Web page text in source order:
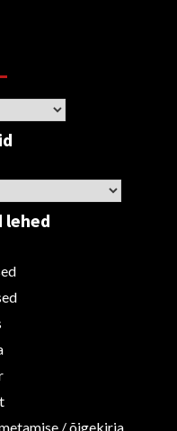
lehed
/ õigekirja